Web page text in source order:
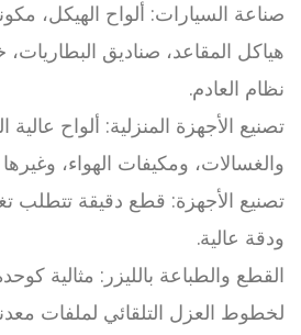
صناعة السيارات: ألواح الهيكل،
هياكل المقاعد، صناديق البطاريات،
نظام العادم.
تصنيع الأجهزة المنزلية: ألواح عالية
والغسالات، ومكيفات الهواء،
تصنيع الأجهزة: قطع دقيقة تتطلب
ودقة عالية.
القطع والطباعة بالليزر: مثالية
لخطوط العزل التلقائي لملفات